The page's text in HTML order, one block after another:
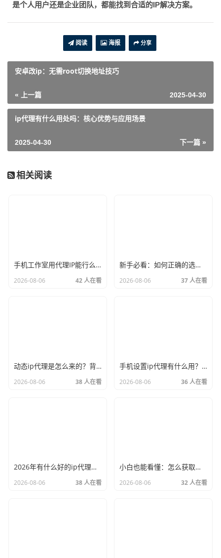
是个人用户还是企业团队，都能找到合适的IP解决方案。
阅读 海报 分享
安卓改ip：无需root切换地址技巧
« 上一篇 2025-04-30
ip代理有什么用处吗：核心优势与应用场景
下一篇 »
2025-04-30
相关阅读
手机工作室用代理IP能行么？过来人的经验告诉你答案
2026-08-06 42 人在看
新手必看：如何正确的选择代理ip软件，别再交智商税了
2026-08-06 37 人在看
动态ip代理是怎么来的？背后的原理比你想象的精彩
2026-08-06 38 人在看
手机设置ip代理有什么用？不只是改定位那么简单
2026-08-06 36 人在看
2026年有什么好的ip代理软件？亲测后我只推荐这几个
2026-08-06 38 人在看
小白也能看懂：怎么获取代理ip和端口号，一步步教会你
2026-08-06 32 人在看